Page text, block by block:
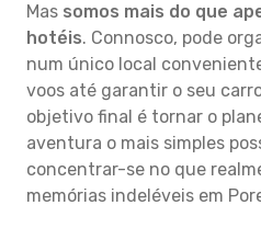
Mas somos mais do que
hotéis. Connosco, pode
num único local
voos até garantir o seu
objetivo final é tornar o
aventura o mais simples
concentrar-se no que
memórias indeléveis em